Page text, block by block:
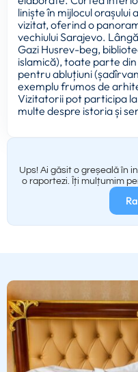
liniște în mijlocul
vizitat, oferind o
vechiului Sarajevo.
Gazi Husrev-beg,
islamică), toate parte
pentru abluțiuni
exemplu frumos de
Vizitatorii pot participa
multe despre istoria și
Ups! Ai găsit o greșeală în
o raportezi. Îți mulțumim